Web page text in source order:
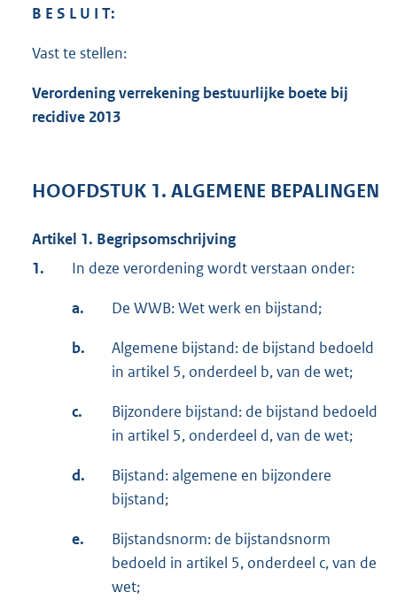
B E S L U I T:
Vast te stellen:
Verordening verrekening bestuurlijke boete bij
recidive 2013
HOOFDSTUK 1. ALGEMENE BEPALINGEN
Artikel 1. Begripsomschrijving
1.
In deze verordening wordt verstaan onder:
a. De WWB: Wet werk en bijstand;
b.
Algemene bijstand: de bijstand bedoeld
in artikel 5, onderdeel b, van de wet;
c.
Bijzondere bijstand: de bijstand bedoeld
in artikel 5, onderdeel d, van de wet;
d.
Bijstand: algemene en bijzondere
bijstand;
e.
Bijstandsnorm: de bijstandsnorm
bedoeld in artikel 5, onderdeel c, van de
wet;